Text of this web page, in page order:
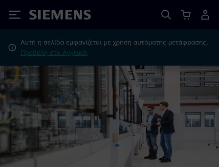
Siemens
Αυτή η σελίδα εμφανίζεται με χρήση αυτόματης μετάφρασης.
Προβολή στα Αγγλικά;